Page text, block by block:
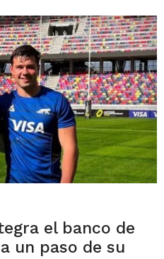
el banco de
un paso de su